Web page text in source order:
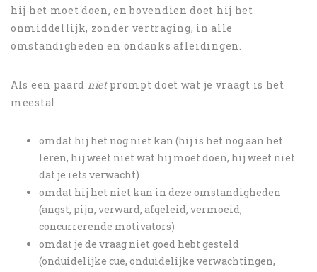
hij het moet doen, en bovendien doet hij het
onmiddellijk, zonder vertraging, in alle
omstandigheden en ondanks afleidingen.
Als een paard nietprompt doet wat je vraagt is het
meestal:
omdat hij het nog niet kan (hij is het nog aan het
leren, hij weet niet wat hij moet doen, hij weet niet
dat je iets verwacht)
omdat hij het niet kan in deze omstandigheden
(angst, pijn, verward, afgeleid, vermoeid,
concurrerende motivators)
omdat je de vraag niet goed hebt gesteld
(onduidelijke cue, onduidelijke verwachtingen,